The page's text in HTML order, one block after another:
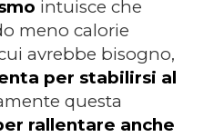
intuisce che
meno calorie
avrebbe bisogno,
per stabilirsi al
questa
rallentare anche